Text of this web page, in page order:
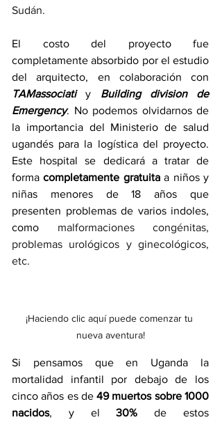
Sudán.
El costo del proyecto fue
completamente absorbido por el estudio
TAMassociati y Building division de
Emergency. No podemos olvidarnos de
la importancia del Ministerio de salud
ugandés para la logística del proyecto.
Este hospital se dedicará a tratar de
forma completamente gratuita a niños y
niñas menores de 18 años que
presenten problemas de varios indoles,
como malformaciones congénitas,
problemas urológicos y ginecológicos,
etc.
¡Haciendo clic aquí puede comenzar tu
nueva aventura!
Si pensamos que en Uganda la
mortalidad infantil por debajo de los
cinco años es de 49 muertos sobre 1000
nacidos, y el 30% de estos